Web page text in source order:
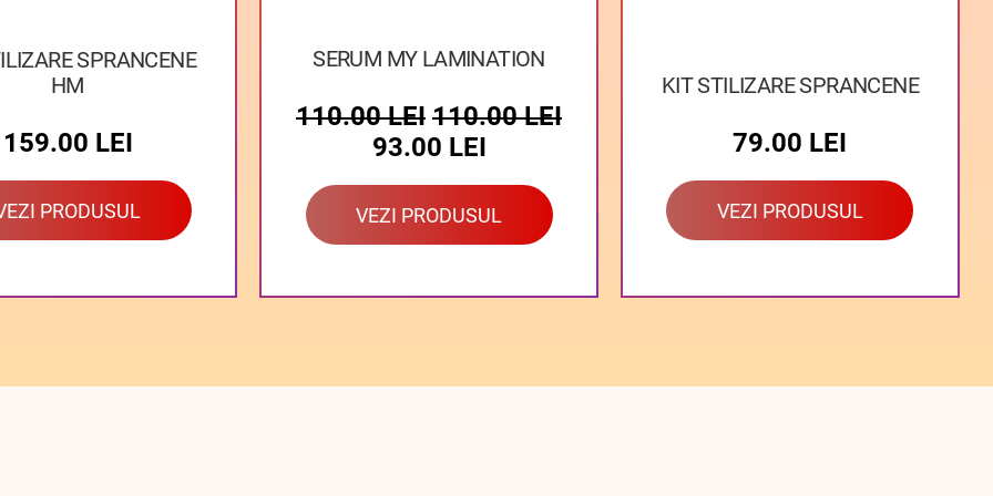
SPRANCENE
HM
159.00 LEI
PRODUSUL
SERUM MY LAMINATION
110.00LEI 110.00LEI
93.00 LEI
VEZI PRODUSUL
KIT STILIZARE SPRANCENE
79.00 LEI
VEZI PRODUSUL